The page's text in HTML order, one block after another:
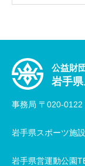
公益財
岩手
事務局 〒020-0122
岩手県スポーツ施
岩手県営運動公園